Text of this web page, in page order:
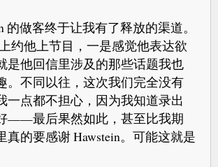
的做客终于让我有了释放的渠道。
约他上节目，一是感觉他表达欲
是他回信里涉及的那些话题我也
。不同以往，这次我们完全没有
一点都不担心，因为我知道录出
——最后果然如此，甚至比我期
真的要感谢 Hawstein。可能这就是